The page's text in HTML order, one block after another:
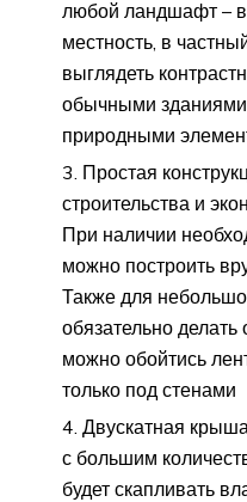
любой ландшафт – в
местность, в
выглядеть
обычными
природными
Простая
строительства и
При наличии
можно построить
Также для
обязательно
можно обойтись
только под стенами
Двускатная
с большим
будет скапливать